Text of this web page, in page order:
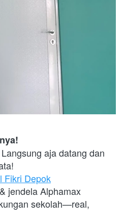
aja datang dan
Fikri Depok
jendela Alphamax
sekolah—real,